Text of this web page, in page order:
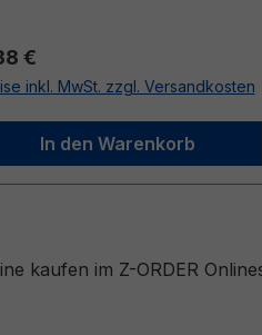
Preis:
€
inkl. MwSt. zzgl. Versandkosten
In den Warenkorb
kaufen im Z-ORDER